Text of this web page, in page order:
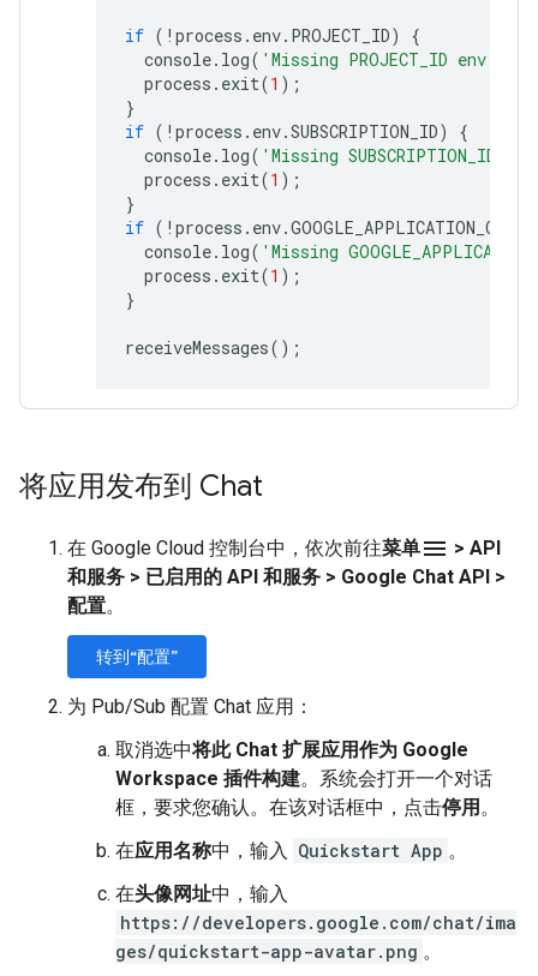
if ( ! process . env. PROJECT_ID)
{
console. log( 'Missing PROJECT_ID env
process . exit(1 );
}
if ( ! process . env.SUBSCRIPTION_ID)
{
console. log( 'Missing SUBSCRIPTION_ID
process . exit(1 );
}
if ( ! process . env.
console. log( 'Missing
process . exit(1 );
}
receiveMessages();
将应用发布到 Chat
在 Google Cloud 控制台中，依次前往菜单menu > API
和服务 > 已启用的 API 和服务 > Google Chat API >
配置。
转到“配置”
为 Pub/Sub 配置 Chat 应用：
取消选中将此 Chat 扩展应用作为 Google
Workspace 插件构建。系统会打开一个对话
框，要求您确认。在该对话框中，点击停用 。
在应用名称中，输入 Quickstart App 。
在头像网址中，输入
https://developers.google.com/chat/ima
ges/quickstart-app-avatar.png 。